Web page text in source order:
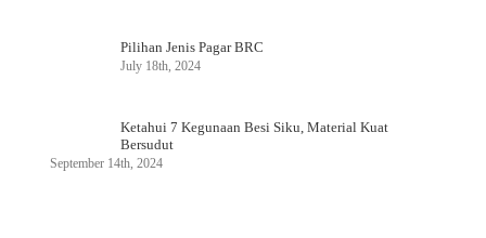
Pilihan Jenis Pagar BRC
July 18th, 2024
Ketahui 7 Kegunaan Besi Siku, Material Kuat
Bersudut
September 14th, 2024